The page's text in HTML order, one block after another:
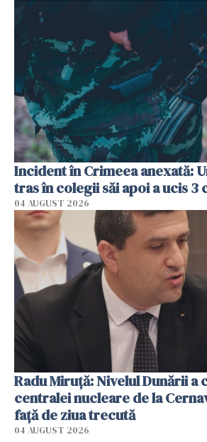
Incident în Crimeea anexată:
tras în colegii săi apoi a ucis 3
04 AUGUST 2026
Radu Miruţă: Nivelul Dunării a
centralei nucleare de la
faţă de ziua trecută
04 AUGUST 2026